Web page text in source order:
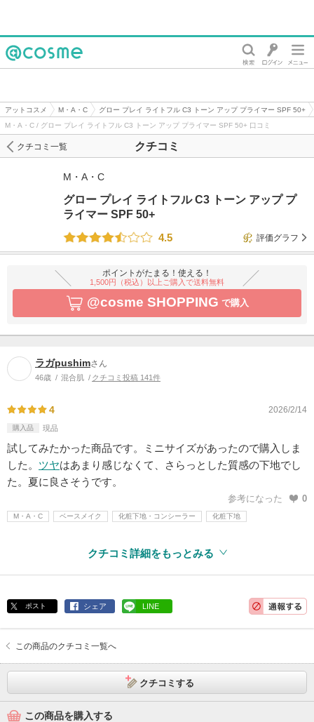
アットコスメ M・A・C
グロー プレイ ライトフル C3 トーン アップ プライマー SPF 50+
M・A・C / グロー プレイ ライトフル C3 トーン アップ プライマー SPF 50+ 口コミ
クチコミ
クチコミ一覧
M・A・C
グロー プレイ ライトフル C3 トーン アップ プ
ライマー SPF 50+
4.5
評価グラフ
ポイントがたまる！使える！
1,500円（税込）以上ご購入で送料無料
@cosme SHOPPING で購入
ラガpushimさん
46歳 混合肌 クチコミ投稿 141件
4 2026/2/14
購入品 現品
試してみたかった商品です。ミニサイズがあったので購入しま
した。 ツヤはあまり感じなくて、さらっとした質感の下地でし
た。夏に良さそうです。
参考になった 0
M・A・C ベースメイク 化粧下地・コンシーラー 化粧下地
クチコミ詳細をもっとみる
ポスト シェア LINE
この商品のクチコミ一覧へ
クチコミする
この商品を購入する